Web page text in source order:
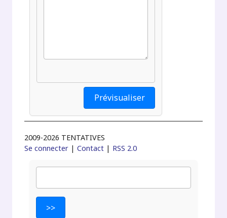
2009-2026 TENTATIVES
Se connecter |Contact | RSS 2.0